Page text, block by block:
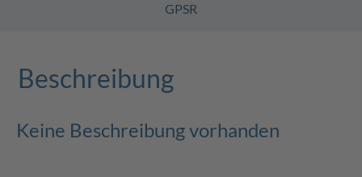
GPSR
Beschreibung
Keine Beschreibung vorhanden